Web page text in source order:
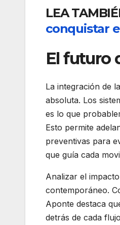
LEA
conquistar
El futuro
La integración de
absoluta. Los
es lo que
Esto permite
preventivas para
que guía cada
Analizar el
contemporáneo.
Aponte destaca
detrás de cada